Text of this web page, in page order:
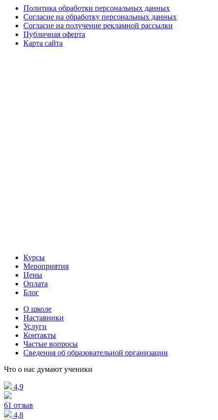
Политика обработки персональных данных
Согласие на обработку персональных данных
Согласие на получение рекламной рассылки
Публичная оферта
Карта сайта
Курсы
Мероприятия
Цены
Оплата
Блог
О школе
Наставники
Услуги
Контакты
Частые вопросы
Сведения об образовательной организации
Что о нас думают ученики
4,9
61 отзыв
4,8